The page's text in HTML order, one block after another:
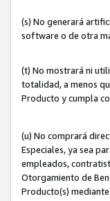
(s) No generará
software o de otra
(t) No mostrará ni
totalidad, a menos
Producto y cumpla
(u) No comprará
Especiales, ya sea
empleados,
Otorgamiento de
Producto(s)